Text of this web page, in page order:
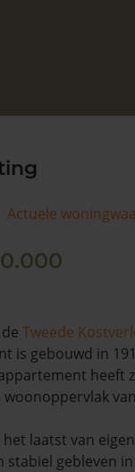
Actuele
Tweede
is gebouwd in
heeft
laatst van
gebleven